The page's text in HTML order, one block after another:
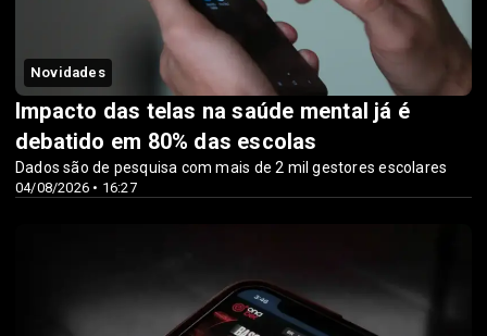
Novidades
04/08/2026 • 16:27
Impacto das telas na saúde mental já é
debatido em 80% das escolas
Dados são de pesquisa com mais de 2 mil gestores escolares